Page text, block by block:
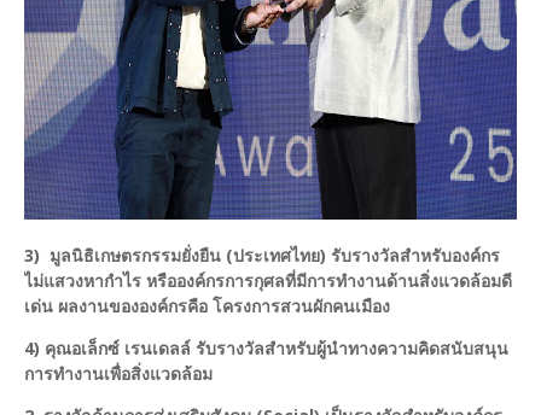
3) มูลนิธิเกษตรกรรมยั่งยืน (ประเทศไทย) รับรางวัลสำหรับองค์กร
ไม่แสวงหากำไร หรือองค์กรการกุศลที่มีการทำงานด้านสิ่งแวดล้อมดี
เด่น ผลงานขององค์กรคือ โครงการสวนผักคนเมือง
4) คุณอเล็กซ์ เรนเดลล์ รับรางวัลสำหรับผู้นำทางความคิดสนับสนุน
การทำงานเพื่อสิ่งแวดล้อม